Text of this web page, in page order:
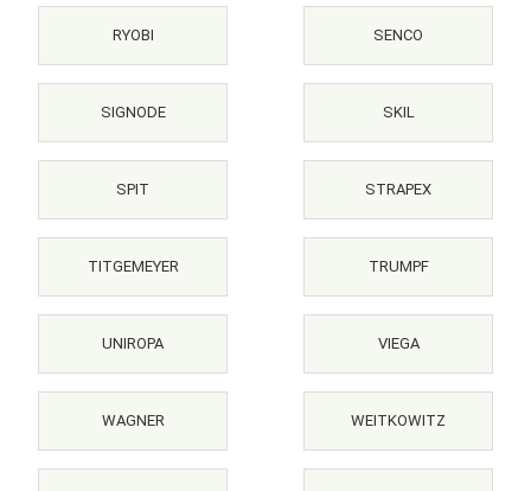
RYOBI SENCO
SIGNODE SKIL
SPIT STRAPEX
TITGEMEYER TRUMPF
UNIROPA VIEGA
WAGNER WEITKOWITZ